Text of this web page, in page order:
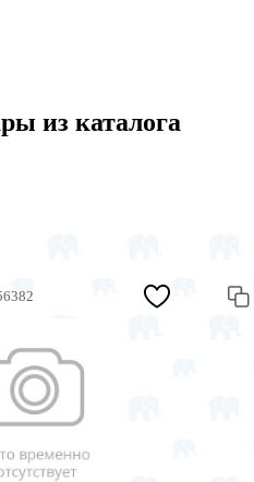
из каталога